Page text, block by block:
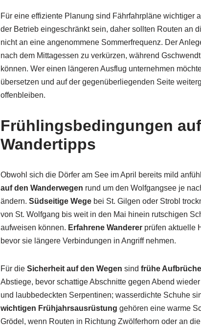
Für eine effiziente Planung sind Fährfahrpläne wichtiger
der Betrieb eingeschränkt sein, daher sollten Routen an
nicht an eine angenommene Sommerfrequenz. Der
nach dem Mittagessen zu verkürzen, während
können. Wer einen längeren Ausflug unternehmen
übersetzen und auf der gegenüberliegenden Seite
offenbleiben.
Frühlingsbedingungen
Wandertipps
Obwohl sich die Dörfer am See im April bereits mild
auf den Wanderwegen rund um den Wolfgangsee je
ändern. Südseitige Wegebei St. Gilgen oder Strobl
von St. Wolfgang bis weit in den Mai hinein rutschigen
aufweisen können. Erfahrene Wandererprüfen aktuelle
bevor sie längere Verbindungen in Angriff nehmen.
Für die Sicherheit auf den Wegen sind frühe Aufbrüche
Abstiege, bevor schattige Abschnitte gegen Abend
und laubbedeckten Serpentinen; wasserdichte Schuhe
wichtigen Frühjahrsausrüstung gehören eine warme
Grödel, wenn Routen in Richtung Zwölferhorn oder an